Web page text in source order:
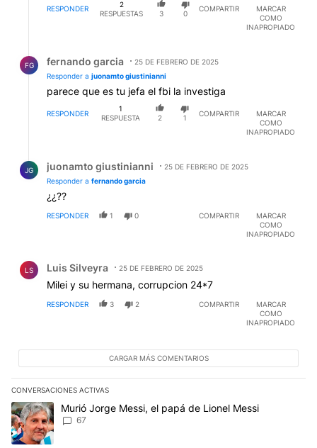
RESPONDER
2
RESPUESTAS
3 0
COMPARTIR
MARCAR
COMO
INAPROPIADO
FG fernando garcia
25 DE FEBRERO DE 2025
Responder a juonamto giustinianni
parece que es tu jefa el fbi la investiga
RESPONDER
1
RESPUESTA
2 1
COMPARTIR
MARCAR
COMO
INAPROPIADO
JG juonamto giustinianni
25 DE FEBRERO DE 2025
Responder a fernando garcia
¿¿??
RESPONDER 1 0 COMPARTIR
MARCAR
COMO
INAPROPIADO
LS Luis Silveyra 25 DE FEBRERO DE 2025
Milei y su hermana, corrupcion 24*7
RESPONDER 3 2 COMPARTIR
MARCAR
COMO
INAPROPIADO
CARGAR MÁS COMENTARIOS
CONVERSACIONES ACTIVAS
Este listado muestra los artículos con más comentarios en los
Un artículo de tendencia con el título "Murió Jorge Messi, el
Murió Jorge Messi, el papá de Lionel Messi
67